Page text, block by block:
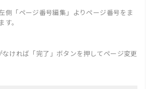
側「ページ番号編集」よりページ番号をま
。
ければ「完了」ボタンを押してページ変更